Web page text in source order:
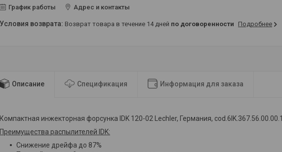
График работы Адрес и контакты
возврат товара в течение 14 дней по договоренности Подробнее
Описание Спецификация Информация для заказа
Компактная инжекторная форсунка IDK 120-02 Lechler, Германия, cod.6IK.367.56.00.00.1
Преимущества распылителей IDK:
Снижение дрейфа до 87%